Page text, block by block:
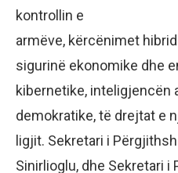
kontrollin e
armëve, kërcënimet
sigurinë ekonomike dhe
kibernetike, inteligjencën
demokratike, të drejtat e
ligjit. Sekretari i
Sinirlioglu, dhe Sekretari i